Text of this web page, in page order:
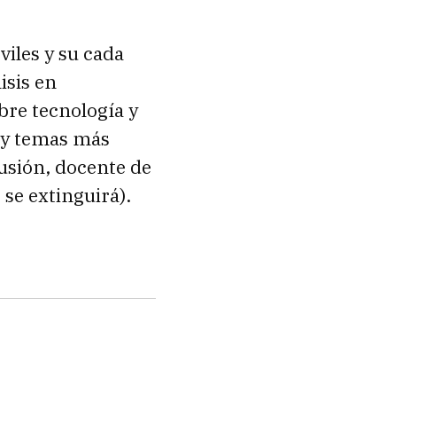
y su cada
en
tecnología y
temas más
docente de
se extinguirá).